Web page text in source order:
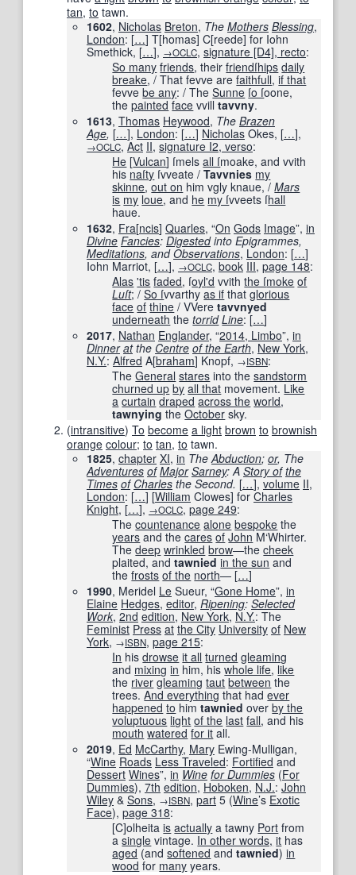
tan, to tawn.
1602, Nicholas Breton, The Mothers Blessing,
London: […] T[homas] C[reede] for Iohn
Smethick, […], →OCLC, signature [D4], recto:
So many friends, theirfriendſhips daily
breake, / That fevve arefaithfull,if that
fevvebe any: / TheSunne ſo ſoone,
thepainted face vvilltavvny.
1613, Thomas Heywood, The Brazen
Age, […], London: […] Nicholas Okes, […],
→OCLC, Act II, signature I2, verso:
He [Vulcan] ſmelsall ſmoake, and vvith
his naſty ſvveate /Tavvnies my
skinne,out on him vgly knaue, /Mars
is my loue, and he my ſvveets ſhall
haue.
1632, Fra[ncis] Quarles, “On Gods Image”, in
Divine Fancies: Digestedinto Epigrammes,
Meditations, andObservations, London: […]
Iohn Marriot, […], →OCLC, book III, page 148:
Alas 'tis faded, ſoyl'd vviththe ſmoke of
Luſt; /So ſvvarthyas if thatglorious
face of thine / VVeretavvnyed
underneath thetorrid Line: […]
2017, Nathan Englander, “2014, Limbo”, in
Dinner atthe Centre of the Earth, New York,
N.Y.: Alfred A[braham] Knopf, →ISBN:
TheGeneral stares into thesandstorm
churned up by all that movement. Like
a curtain draped across the world,
tawnying theOctober sky.
(intransitive) To become a light brown to brownish
orange colour; to tan, to tawn.
1825, chapter XI, in TheAbduction; or, The
Adventures of Major Sarney: A Story of the
Times of Charles the Second. […], volume II,
London: […] [William Clowes] for Charles
Knight, […], →OCLC, page 249:
Thecountenance alone bespoke the
years and thecares of John M‘Whirter.
Thedeep wrinkled brow—thecheek
plaited, andtawnied in the sun and
thefrosts of the north— […]
1990, Meridel Le Sueur, “Gone Home”, in
Elaine Hedges, editor, Ripening: Selected
Work, 2nd edition, New York, N.Y.: The
Feminist Press at the City University of New
York, →ISBN, page 215:
In hisdrowse it all turned gleaming
and mixing in him, hiswhole life, like
the river gleaming taut between the
trees.And everything that hadever
happened to himtawnied overby the
voluptuous light of the last fall, and his
mouth watered for it all.
2019, Ed McCarthy, Mary Ewing-Mulligan,
“Wine Roads Less Traveled: Fortified and
Dessert Wines”, in Wine for Dummies (For
Dummies), 7th edition, Hoboken, N.J.: John
Wiley & Sons, →ISBN, part 5 (Wine’s Exotic
Face), page 318:
[C]olheitais actually a tawny Port from
asingle vintage. In other words, it has
aged (andsoftened andtawnied)in
wood for many years.